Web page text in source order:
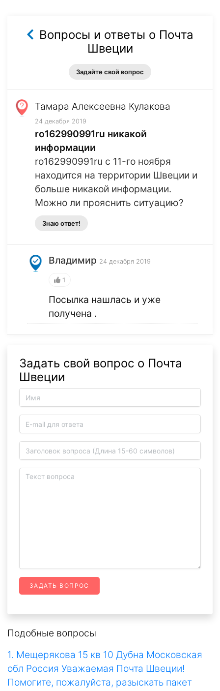
Вопросы и ответы о Почта
Швеции
Задайте свой вопрос
Тамара Алексеевна Кулакова
24 декабря 2019
ro162990991ru никакой
информации
ro162990991ru c 11-го ноября
находится на территории Швеции и
больше никакой информации.
Можно ли прояснить ситуацию?
Знаю ответ!
Владимир 24 декабря 2019
1
Посылка нашлась и уже
получена .
Задать свой вопрос о Почта
Швеции
ЗАДАТЬ ВОПРОС
Подобные вопросы
1. Мещерякова 15 кв 10 Дубна Московская
обл Россия Уважаемая Почта Швеции!
Помогите, пожалуйста, разыскать пакет